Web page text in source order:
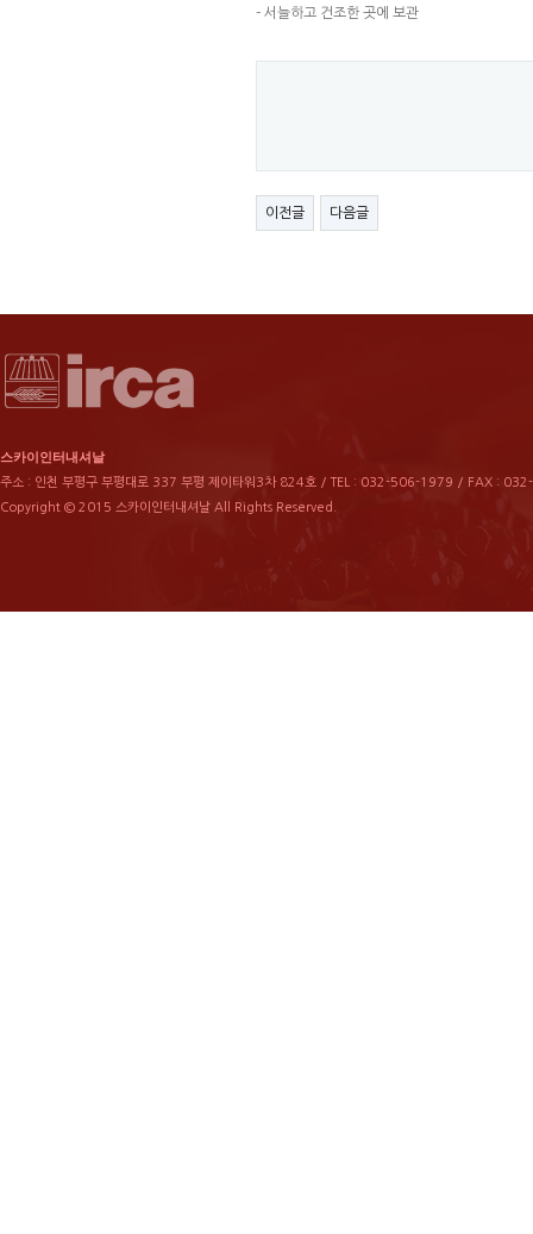
- 서늘하고 건조한 곳에 보관
이전글 다음글
스카이인터내셔날
주소 : 인천 부평구 부평대로 337 부평 제이타워3차 824호 / TEL : 032-506-1979 / FAX :
Copyright © 2015 스카이인터내셔날 All Rights Reserved.